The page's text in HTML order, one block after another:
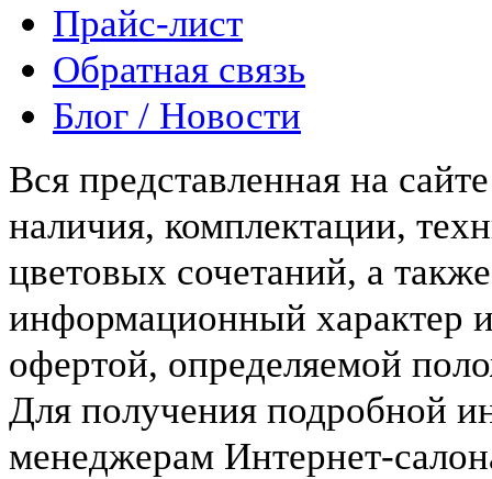
Прайс-лист
Обратная связь
Блог / Новости
Вся представленная на
наличия, комплектации,
цветовых сочетаний, а
информационный характер
офертой, определяемой
Для получения подробной
менеджерам Интернет-